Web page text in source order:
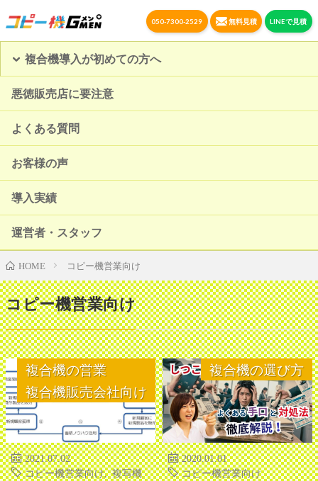
050-7300-2529 無料見積 LINEで見積
複合機導入が初めての方へ
悪徳販売店に要注意
よくある質問
お客様の声
導入実績
運営者・スタッフ
HOME コピー機営業向け
コピー機営業向け
複合機の営業
複合機販売会社向け
2021.07.02
コピー機営業向け,複写機
複合機の選び方
2020.01.01
コピー機営業向け